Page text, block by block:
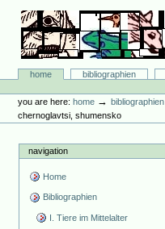
content.
navigation
Bibliographie-Portal
Sectionshome bibliographien
tools
you are here: home →bibliographien
chernoglavtsi, shumensko
navigation
Home
Bibliographien
I. Tiere im Mittelalter